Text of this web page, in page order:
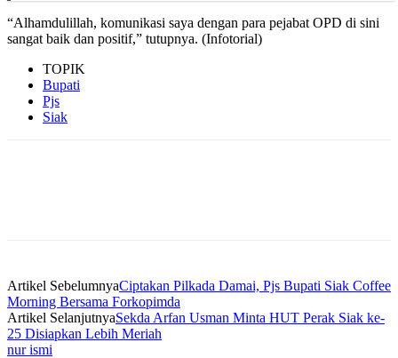
“Alhamdulillah, komunikasi saya dengan para pejabat OPD di sini
sangat baik dan positif,” tutupnya. (Infotorial)
TOPIK
Bupati
Pjs
Siak
Artikel SebelumnyaCiptakan Pilkada Damai, Pjs Bupati Siak Coffee
Morning Bersama Forkopimda
Artikel SelanjutnyaSekda Arfan Usman Minta HUT Perak Siak ke-
25 Disiapkan Lebih Meriah
nur ismi